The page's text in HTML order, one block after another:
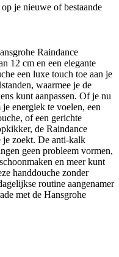
je nieuwe of bestaande
Raindance
12 cm en een elegante
een luxe touch toe aan je
waarmee je de
kunt aanpassen. Of je nu
energiek te voelen, een
of een gerichte
de Raindance
je zoekt. De anti-kalk
geen probleem vormen,
en meer kunt
handdouche zonder
routine aangenamer
met de Hansgrohe